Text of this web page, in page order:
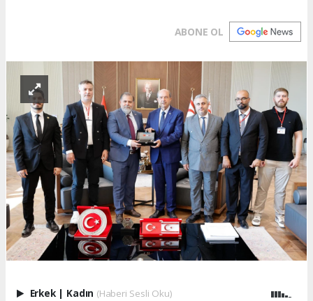
ABONE OL
Erkek Kadın (Haberi Sesli Oku)